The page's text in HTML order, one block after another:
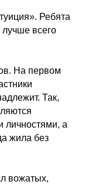
Ребята
лучше всего
На первом
Так,
личностями, а
жила без
вожатых,